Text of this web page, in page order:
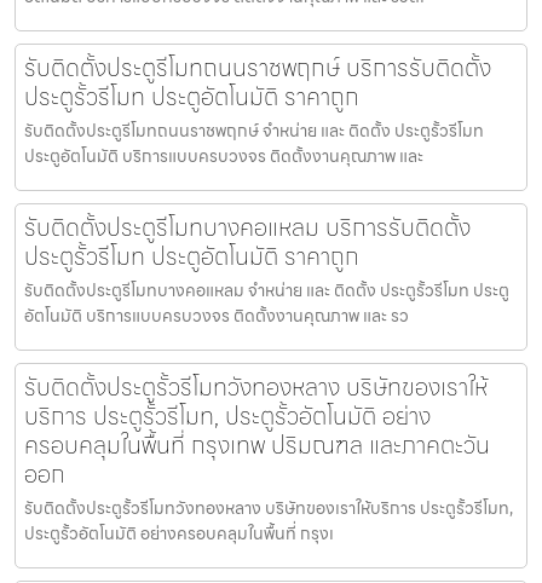
รับติดตั้งประตูรีโมทถนนราชพฤกษ์ บริการรับติดตั้ง
ประตูรั้วรีโมท ประตูอัตโนมัติ ราคาถูก
รับติดตั้งประตูรีโมทถนนราชพฤกษ์ จำหน่าย และ ติดตั้ง ประตูรั้วรีโมท
ประตูอัตโนมัติ บริการแบบครบวงจร ติดตั้งงานคุณภาพ และ
รับติดตั้งประตูรีโมทบางคอแหลม บริการรับติดตั้ง
ประตูรั้วรีโมท ประตูอัตโนมัติ ราคาถูก
รับติดตั้งประตูรีโมทบางคอแหลม จำหน่าย และ ติดตั้ง ประตูรั้วรีโมท ประตู
อัตโนมัติ บริการแบบครบวงจร ติดตั้งงานคุณภาพ และ รว
รับติดตั้งประตูรั้วรีโมทวังทองหลาง บริษัทของเราให้
บริการ ประตูรั้วรีโมท, ประตูรั้วอัตโนมัติ อย่าง
ครอบคลุมในพื้นที่ กรุงเทพ ปริมณฑล และภาคตะวัน
ออก
รับติดตั้งประตูรั้วรีโมทวังทองหลาง บริษัทของเราให้บริการ ประตูรั้วรีโมท,
ประตูรั้วอัตโนมัติ อย่างครอบคลุมในพื้นที่ กรุงเ